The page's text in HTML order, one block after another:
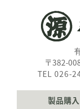
〒382-
TEL 026-
製品購入